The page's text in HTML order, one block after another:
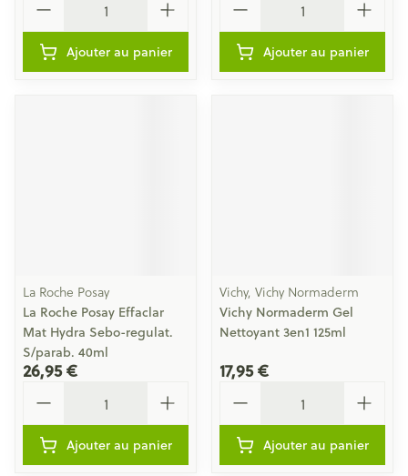
Ajouter au panier Ajouter au panier
La Roche Posay
La Roche Posay Effaclar
Mat Hydra Sebo-regulat.
S/parab. 40ml
26,95 €
Ajouter au panier
Vichy, Vichy Normaderm
Vichy Normaderm Gel
Nettoyant 3en1 125ml
17,95 €
Ajouter au panier